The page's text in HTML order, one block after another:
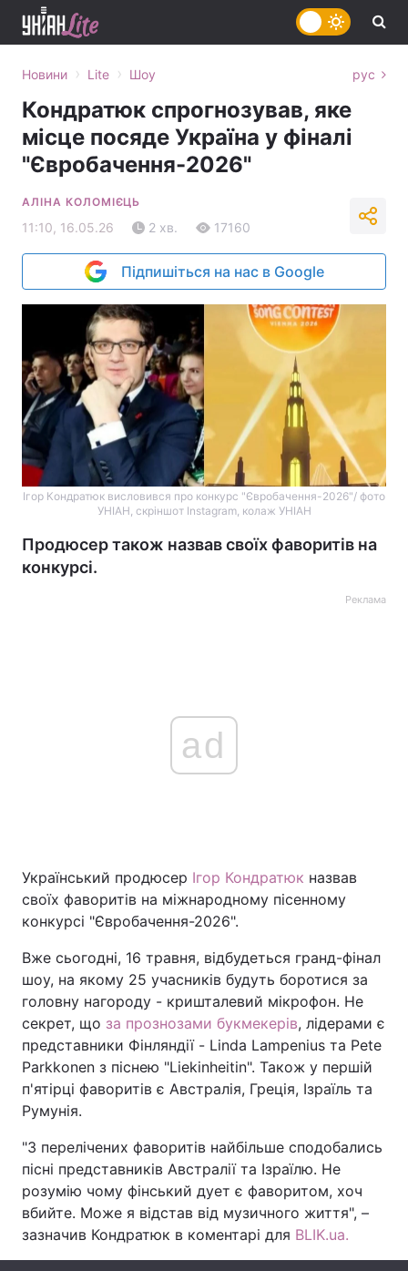
Головна Війна
Україна
Економіка Світ
Наука
Техно і зв'язок Лайт
Зброя Інциденти
Цікавинки Погода
Екологія Регіони
Новини › Lite › Шоу рус
Кондратюк спрогнозував, яке
місце посяде Україна у фіналі
"Євробачення-2026"
АЛІНА КОЛОМІЄЦЬ
11:10, 16.05.26 2 хв. 17160
Підпишіться на нас в Google
Ігор Кондратюк висловився про конкурс "Євробачення-2026"/ фото
УНІАН, скріншот Instagram, колаж УНІАН
Продюсер також назвав своїх фаворитів на
конкурсі.
Реклама
ad
Український продюсер Ігор Кондратюк назвав
своїх фаворитів на міжнародному пісенному
конкурсі "Євробачення-2026".
Вже сьогодні, 16 травня, відбудеться гранд-фінал
шоу, на якому 25 учасників будуть боротися за
головну нагороду - кришталевий мікрофон. Не
секрет, що за прознозами букмекерів, лідерами є
представники Фінляндії - Linda Lampenius та Pete
Parkkonen з піснею "Liekinheitin". Також у першій
п'ятірці фаворитів є Австралія, Греція, Ізраїль та
Румунія.
"З перелічених фаворитів найбільше сподобались
пісні представників Австралії та Ізраїлю. Не
розумію чому фінський дует є фаворитом, хоч
вбийте. Може я відстав від музичного життя", –
зазначив Кондратюк в коментарі для BLIK.ua.